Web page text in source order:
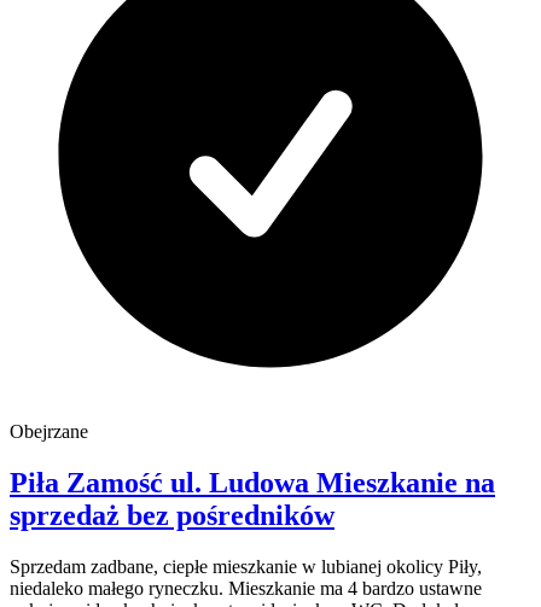
Obejrzane
Piła Zamość ul. Ludowa Mieszkanie na
sprzedaż bez pośredników
Sprzedam zadbane, ciepłe mieszkanie w lubianej okolicy Piły,
niedaleko małego ryneczku. Mieszkanie ma 4 bardzo ustawne